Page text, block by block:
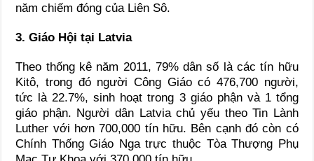
năm chiếm đóng của Liên Sô.
3. Giáo Hội tại Latvia
Theo thống kê năm 2011, 79% dân số là các tín hữu
Kitô, trong đó người Công Giáo có 476,700 người,
tức là 22.7%, sinh hoạt trong 3 giáo phận và 1 tổng
giáo phận. Người dân Latvia chủ yếu theo Tin Lành
Luther với hơn 700,000 tín hữu. Bên cạnh đó còn có
Chính Thống Giáo Nga trực thuộc Tòa Thượng Phụ